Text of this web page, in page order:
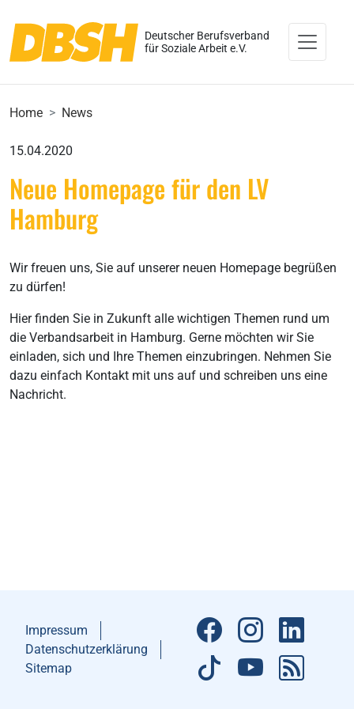
Deutscher Berufsverband
für Soziale Arbeit e.V.
Home News
15.04.2020
Neue Homepage für den LV
Hamburg
Wir freuen uns, Sie auf unserer neuen Homepage begrüßen
zu dürfen!
Hier finden Sie in Zukunft alle wichtigen Themen rund um
die Verbandsarbeit in Hamburg. Gerne möchten wir Sie
einladen, sich und Ihre Themen einzubringen. Nehmen Sie
dazu einfach Kontakt mit uns auf und schreiben uns eine
Nachricht.
Impressum
Datenschutzerklärung
Sitemap